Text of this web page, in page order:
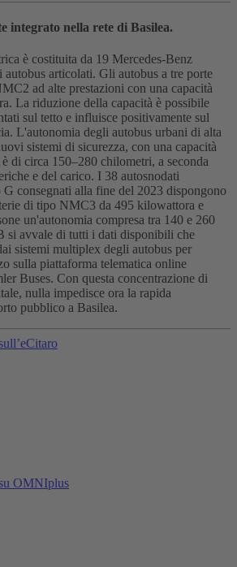
integrato nella rete di Basilea.
è costituita da 19 Mercedes-Benz
articolati. Gli autobus a tre porte
ad alte prestazioni con una capacità
La riduzione della capacità è possibile
sul tetto e influisce positivamente sul
L'autonomia degli autobus urbani di alta
sistemi di sicurezza, con una capacità
di circa 150–280 chilometri, a seconda
e del carico. I 38 autosnodati
G consegnati alla fine del 2023 dispongono
di tipo NMC3 da 495 kilowattora e
un'autonomia compresa tra 140 e 260
si avvale di tutti i dati disponibili che
sistemi multiplex degli autobus per
sulla piattaforma telematica online
Buses. Con questa concentrazione di
nulla impedisce ora la rapida
pubblico a Basilea.
OMNIplus